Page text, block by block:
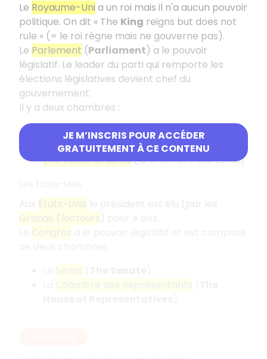
JE M’INSCRIS POUR ACCÉDER
GRATUITEMENT À CE CONTENU
Le Royaume-Uni a un roi mais il n'a aucun pouvoir
politique. On dit « The King reigns but does not
rule » (= le roi règne mais ne gouverne pas).
Le Parlement (Parliament) a le pouvoir
législatif. Le leader du parti qui remporte les
élections législatives devient chef du
gouvernement.
Il y a deux chambres :
The House of Commons(la Chambre des
Communes)
The House of Lords(la Chambre des Lords)
États-Unis
Grands Électeurs